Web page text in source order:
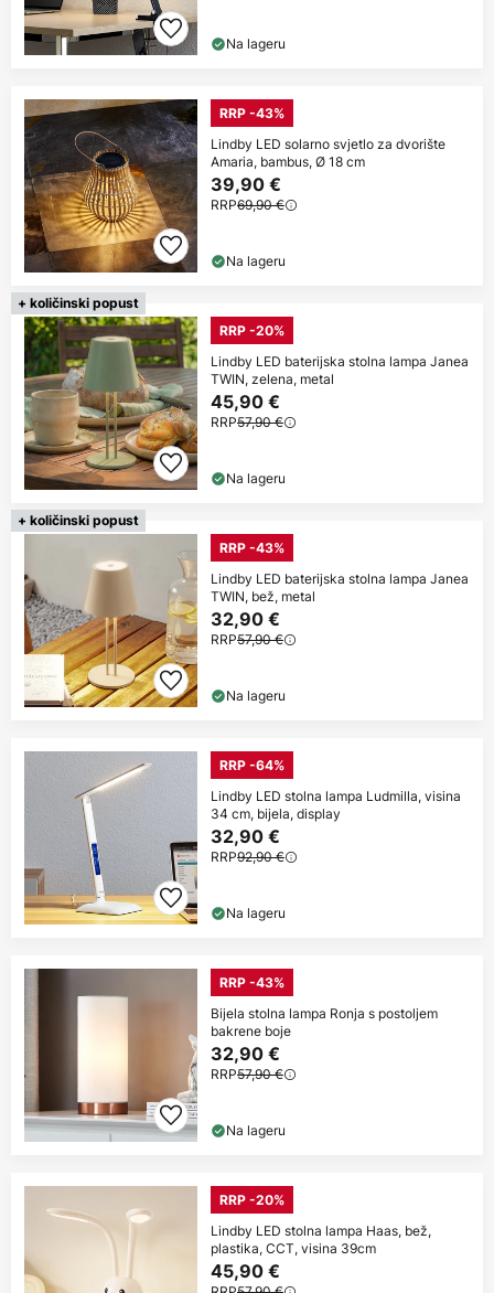
Na lageru
RRP -43%
Lindby LED solarno svjetlo za dvorište
Amaria, bambus, Ø 18 cm
39,90 €
RRP69,90 €
Na lageru
+ količinski popust
RRP -20%
Lindby LED baterijska stolna lampa Janea
TWIN, zelena, metal
45,90 €
RRP57,90 €
Na lageru
+ količinski popust
RRP -43%
Lindby LED baterijska stolna lampa Janea
TWIN, bež, metal
32,90 €
RRP57,90 €
Na lageru
RRP -64%
Lindby LED stolna lampa Ludmilla, visina
34 cm, bijela, display
32,90 €
RRP92,90 €
Na lageru
RRP -43%
Bijela stolna lampa Ronja s postoljem
bakrene boje
32,90 €
RRP57,90 €
Na lageru
RRP -20%
Lindby LED stolna lampa Haas, bež,
plastika, CCT, visina 39cm
45,90 €